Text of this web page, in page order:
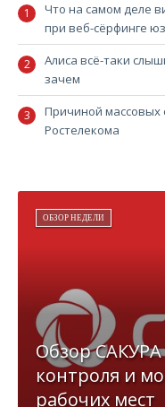
Что на самом деле
при веб-сёрфинге
Алиса всё-таки
зачем
Причиной массовых
Ростелекома
ОБЗОР НЕДЕЛИ
Обзор САКУРА
контроля и
рабочих мест